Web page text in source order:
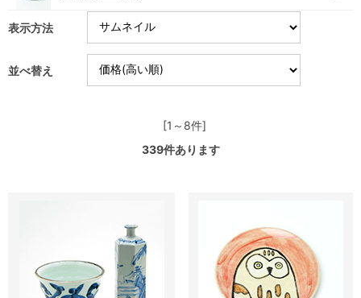
表示方法
並べ替え
[1～8件]
339件あります